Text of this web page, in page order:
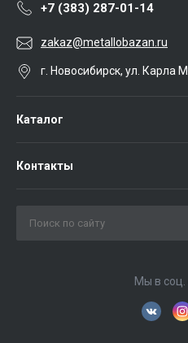
+7 (383) 287-01-14
zakaz@metallobazan.ru
г. Новосибирск, ул. Карла
Каталог
Контакты
Мы в соц.